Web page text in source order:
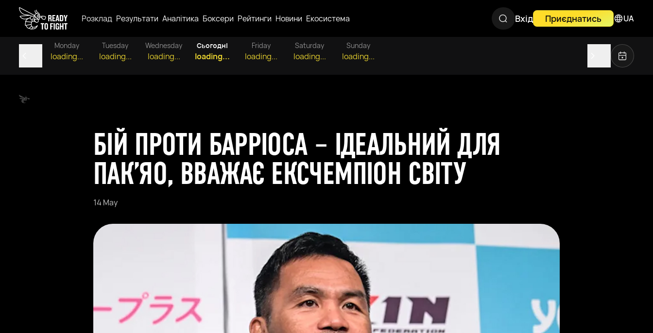
Розклад Результати Аналітика Боксери Рейтинги Новини Екосистема Вхід Приєднатись UA
Monday
loading...
Tuesday
loading...
Wednesday
loading...
Сьогодні
loading...
Friday
loading...
Saturday
loading...
Sunday
loading...
БІЙ ПРОТИ БАРРІОСА – ІДЕАЛЬНИЙ ДЛЯ
ПАК’ЯО, ВВАЖАЄ ЕКСЧЕМПІОН СВІТУ
14 May